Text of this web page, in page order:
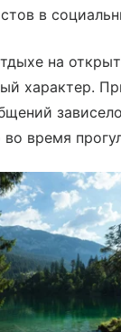
в
на
характер.
время